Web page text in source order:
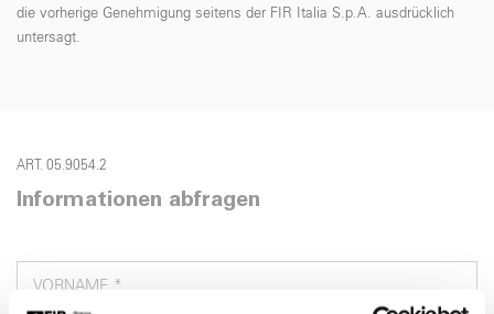
die vorherige Genehmigung seitens der FIR Italia S.p.A. ausdrücklich
untersagt.
ART. 05.9054.2
Informationen abfragen
VORNAME *